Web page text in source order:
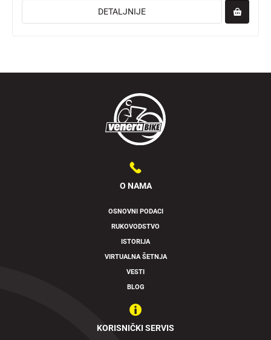
DETALJNIJE
O NAMA
OSNOVNI PODACI
RUKOVODSTVO
ISTORIJA
VIRTUALNA ŠETNJA
VESTI
BLOG
KORISNIČKI SERVIS